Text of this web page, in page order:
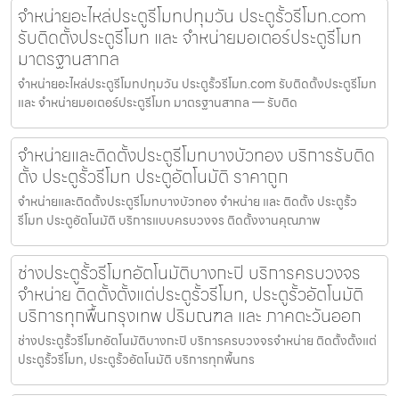
จำหน่ายอะไหล่ประตูรีโมทปทุมวัน ประตูรั้วรีโมท.com
รับติดตั้งประตูรีโมท และ จำหน่ายมอเตอร์ประตูรีโมท
มาตรฐานสากล
จำหน่ายอะไหล่ประตูรีโมทปทุมวัน ประตูรั้วรีโมท.com รับติดตั้งประตูรีโมท
และ จำหน่ายมอเตอร์ประตูรีโมท มาตรฐานสากล — รับติด
จำหน่ายและติดตั้งประตูรีโมทบางบัวทอง บริการรับติด
ตั้ง ประตูรั้วรีโมท ประตูอัตโนมัติ ราคาถูก
จำหน่ายและติดตั้งประตูรีโมทบางบัวทอง จำหน่าย และ ติดตั้ง ประตูรั้ว
รีโมท ประตูอัตโนมัติ บริการแบบครบวงจร ติดตั้งงานคุณภาพ
ช่างประตูรั้วรีโมทอัตโนมัติบางกะปิ บริการครบวงจร
จำหน่าย ติดตั้งตั้งแต่ประตูรั้วรีโมท, ประตูรั้วอัตโนมัติ
บริการทุกพื้นกรุงเทพ ปริมณฑล และ ภาคตะวันออก
ช่างประตูรั้วรีโมทอัตโนมัติบางกะปิ บริการครบวงจรจำหน่าย ติดตั้งตั้งแต่
ประตูรั้วรีโมท, ประตูรั้วอัตโนมัติ บริการทุกพื้นกร